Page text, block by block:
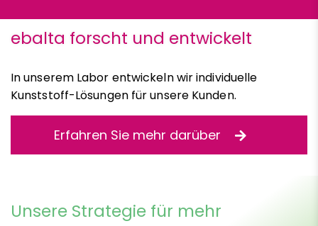
ebalta forscht und entwickelt
In unserem Labor entwickeln wir individuelle
Kunststoff-Lösungen für unsere Kunden.
Erfahren Sie mehr darüber
Unsere Strategie für mehr